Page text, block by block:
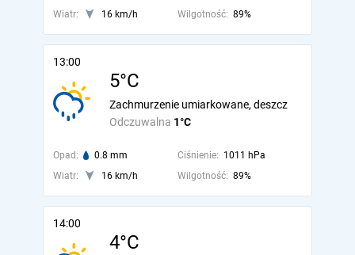
Wiatr:
16 km/h Wilgotność: 89%
13:00
5°C
Odczuwalna 1°C
Zachmurzenie umiarkowane, deszcz
Opad: 0.8 mm Ciśnienie: 1011 hPa
Wiatr:
16 km/h Wilgotność: 89%
14:00
4°C